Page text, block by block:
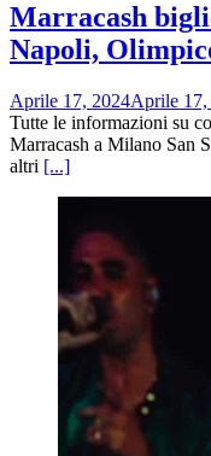
Marracash
Napoli,
Aprile 17, 2024Aprile 17,
Tutte le informazioni su
Marracash a Milano San
altri [...]